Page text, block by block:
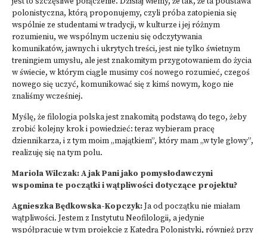
polonistyczna, którą proponujemy, czyli próba zatopienia się
wspólnie ze studentami w tradycji, w kulturze i jej różnym
rozumieniu, we wspólnym uczeniu się odczytywania
komunikatów, jawnych i ukrytych treści, jest nie tylko świetnym
treningiem umysłu, ale jest znakomitym przygotowaniem do życia
w świecie, w którym ciągle musimy coś nowego rozumieć, czegoś
nowego się uczyć, komunikować się z kimś nowym, kogo nie
znaliśmy wcześniej.
Myślę, że filologia polska jest znakomitą podstawą do tego, żeby
zrobić kolejny krok i powiedzieć: teraz wybieram pracę
dziennikarza, i z tym moim „majątkiem”, który mam „w tyle głowy”,
realizuję się na tym polu.
Mariola Wilczak: A jak Pani jako pomysłodawczyni
wspomina te początki i wątpliwości dotyczące projektu?
Agnieszka Będkowska-Kopczyk:Ja od początku nie miałam
wątpliwości. Jestem z Instytutu Neofilologii, a jedynie
współpracuję w tym projekcie z Katedrą Polonistyki, również przy